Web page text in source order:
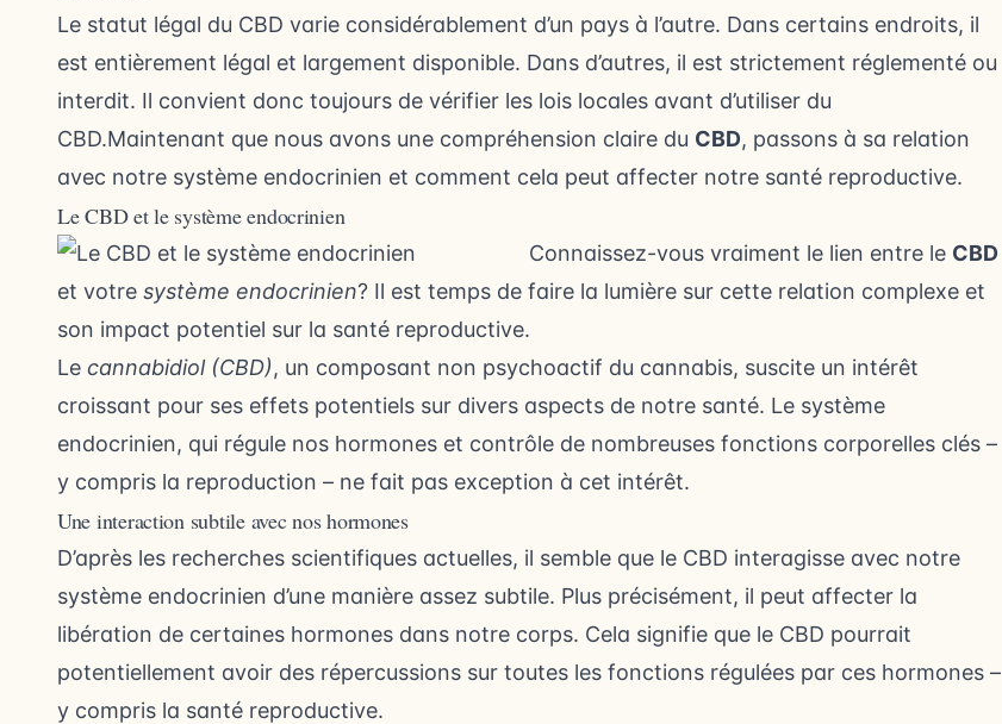
Le statut légal du CBD varie considérablement d’un pays à l’autre. Dans certains endroits, il
est entièrement légal et largement disponible. Dans d’autres, il est strictement réglementé ou
interdit. Il convient donc toujours de vérifier les lois locales avant d’utiliser du
CBD.Maintenant que nous avons une compréhension claire du CBD, passons à sa relation
avec notre système endocrinien et comment cela peut affecter notre santé reproductive.
Le CBD et le système endocrinien
Connaissez-vous vraiment le lien entre le CBD
et votre système endocrinien? Il est temps de faire la lumière sur cette relation complexe et
son impact potentiel sur la santé reproductive.
Le cannabidiol (CBD), un composant non psychoactif du cannabis, suscite un intérêt
croissant pour ses effets potentiels sur divers aspects de notre santé. Le système
endocrinien, qui régule nos hormones et contrôle de nombreuses fonctions corporelles clés –
y compris la reproduction – ne fait pas exception à cet intérêt.
Une interaction subtile avec nos hormones
D’après les recherches scientifiques actuelles, il semble que le CBD interagisse avec notre
système endocrinien d’une manière assez subtile. Plus précisément, il peut affecter la
libération de certaines hormones dans notre corps. Cela signifie que le CBD pourrait
potentiellement avoir des répercussions sur toutes les fonctions régulées par ces hormones –
y compris la santé reproductive.